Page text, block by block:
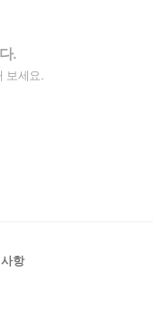
.
보세요.
항